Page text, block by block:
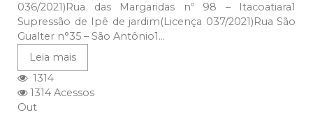
036/2021)Rua das Margaridas nº 98 – Itacoatiara1
Supressão de Ipê de jardim(Licença 037/2021)Rua São
Gualter n°35 – São Antônio1...
Leia mais
1314
1314 Acessos
Out